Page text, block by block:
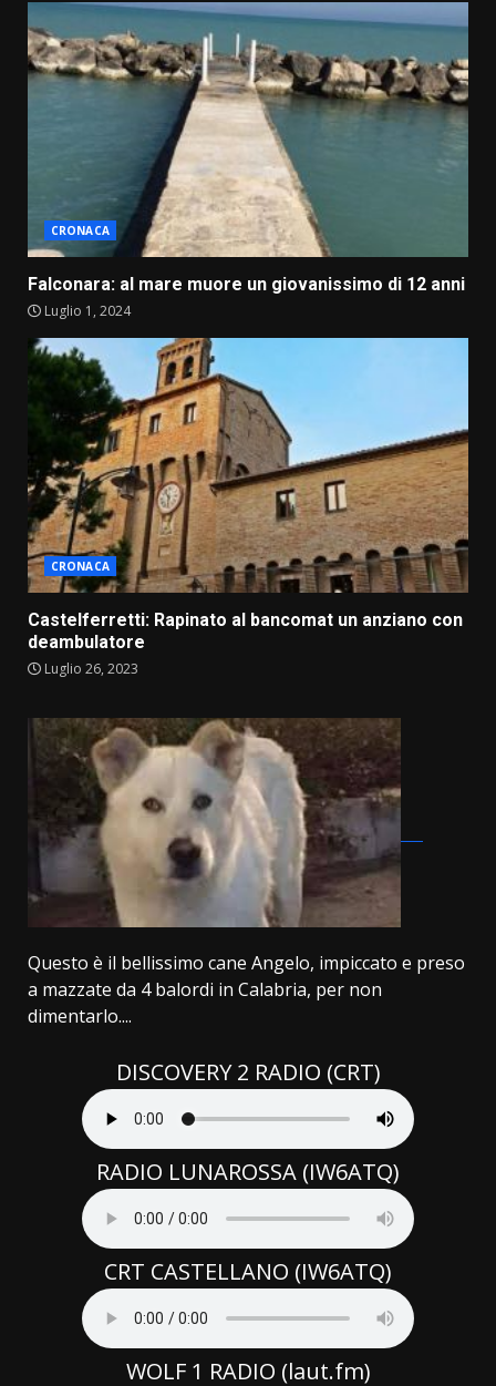
CRONACA
Falconara: al mare muore un giovanissimo di 12 anni
Luglio 1, 2024
CRONACA
Castelferretti: Rapinato al bancomat un anziano con
deambulatore
Luglio 26, 2023
Questo è il bellissimo cane Angelo, impiccato e preso
a mazzate da 4 balordi in Calabria, per non
dimentarlo....
DISCOVERY 2 RADIO (CRT)
RADIO LUNAROSSA (IW6ATQ)
CRT CASTELLANO (IW6ATQ)
WOLF 1 RADIO (laut.fm)